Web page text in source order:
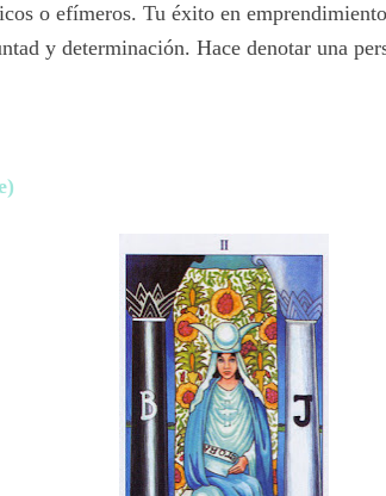
o efímeros. Tu éxito en
y determinación. Hace denotar una